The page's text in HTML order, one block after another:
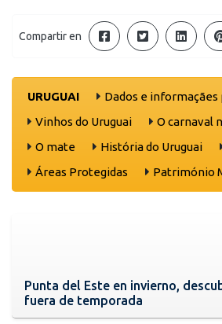
Compartir en
URUGUAI
Dados e informaçães
Vinhos do Uruguai
O carnaval
O mate
História do Uruguai
Áreas Protegidas
Património
Punta del Este en invierno,
fuera de temporada